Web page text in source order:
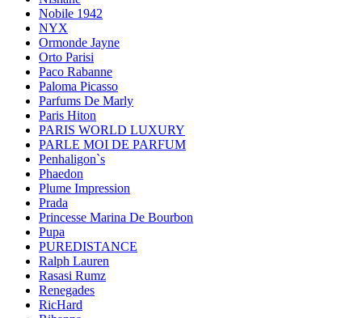
Nobile 1942
NYX
Ormonde Jayne
Orto Parisi
Paco Rabanne
Paloma Picasso
Parfums De Marly
Paris Hiton
PARIS WORLD LUXURY
PARLE MOI DE PARFUM
Penhaligon`s
Phaedon
Plume Impression
Prada
Princesse Marina De Bourbon
Pupa
PUREDISTANCE
Ralph Lauren
Rasasi Rumz
Renegades
RicHard